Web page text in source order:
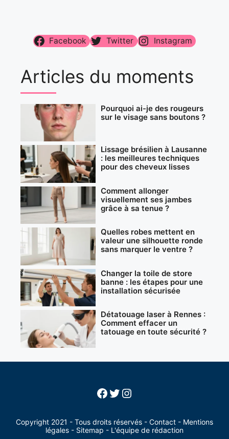
Facebook Twitter Instagram
Articles du moments
Pourquoi ai-je des rougeurs
sur le visage sans boutons ?
Lissage brésilien à Lausanne
: les meilleures techniques
pour des cheveux lisses
Comment allonger
visuellement ses jambes
grâce à sa tenue ?
Quelles robes mettent en
valeur une silhouette ronde
sans marquer le ventre ?
Changer la toile de store
banne : les étapes pour une
installation sécurisée
Détatouage laser à Rennes :
Comment effacer un
tatouage en toute sécurité ?
Facebook
Twitter
Instagram
Copyright 2021 - Tous droits réservés - Contact - Mentions
légales - Sitemap - L'équipe de rédaction